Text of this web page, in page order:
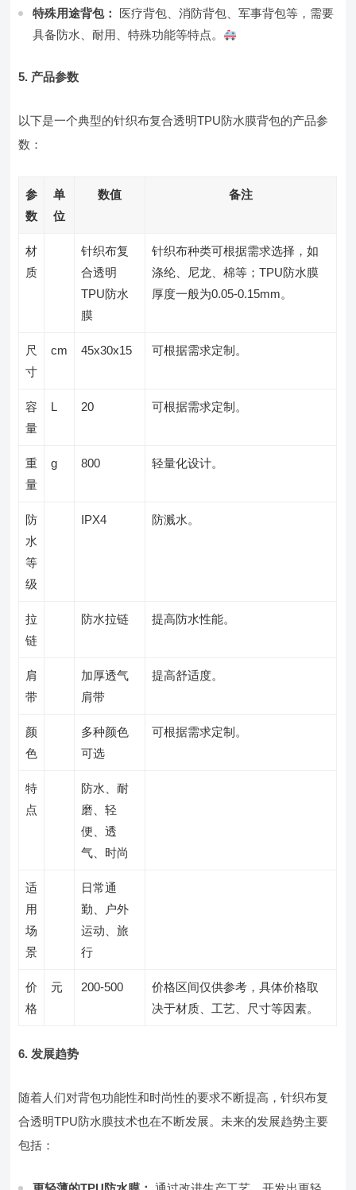
特殊用途背包：
医疗背包、消防背包、军事背包等，需要
具备防水、耐用、特殊功能等特点。
5. 产品参数
以下是一个典型的针织布复合透明TPU防水膜背包的产品参
数：
参
数
单
位
数值 备注
材
质
针织布复
合透明
TPU防水
膜
针织布种类可根据需求选择，如
涤纶、尼龙、棉等；TPU防水膜
厚度一般为0.05-0.15mm。
尺
寸
cm 45x30x15 可根据需求定制。
容
量
L 20 可根据需求定制。
重
量
g 800 轻量化设计。
防
水
等
级
IPX4 防溅水。
拉
链
防水拉链 提高防水性能。
肩
带
加厚透气
肩带
提高舒适度。
颜
色
多种颜色
可选
可根据需求定制。
特
点
防水、耐
磨、轻
便、透
气、时尚
适
用
场
景
日常通
勤、户外
运动、旅
行
价
格
元 200-500
价格区间仅供参考，具体价格取
决于材质、工艺、尺寸等因素。
6. 发展趋势
随着人们对背包功能性和时尚性的要求不断提高，针织布复
合透明TPU防水膜技术也在不断发展。未来的发展趋势主要
包括：